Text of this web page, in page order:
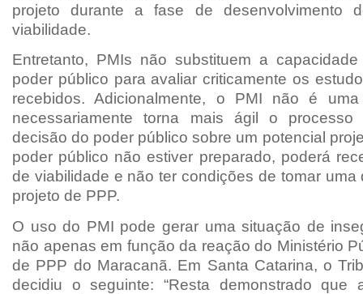
projeto durante a fase de desenvolvimento
viabilidade.
Entretanto, PMIs não substituem a
poder público para avaliar criticamente os
recebidos. Adicionalmente, o PMI não é
necessariamente torna mais ágil o
decisão do poder público sobre um potencial
poder público não estiver preparado, poderá
de viabilidade e não ter condições de tomar uma
projeto de PPP.
O uso do PMI pode gerar uma situação de
não apenas em função da reação do Ministério
de PPP do Maracanã. Em Santa Catarina, o
decidiu o seguinte: “Resta demonstrado que